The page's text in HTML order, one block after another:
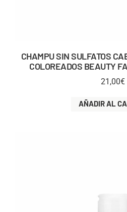
CHAMPU SIN SULFATOS
COLOREADOS BEAUTY
21,00€
AÑADIR AL